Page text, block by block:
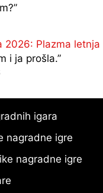
”
2026: Plazma letnja
i ja prošla.”
igara
nagradne igre
nagradne igre